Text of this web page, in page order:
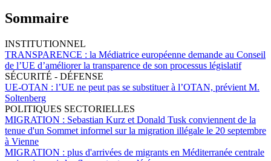
Sommaire
INSTITUTIONNEL
TRANSPARENCE : la Médiatrice européenne demande au Conseil
de l’UE d’améliorer la transparence de son processus législatif
SÉCURITÉ - DÉFENSE
UE-OTAN : l’UE ne peut pas se substituer à l’OTAN, prévient M.
Soltenberg
POLITIQUES SECTORIELLES
MIGRATION : Sebastian Kurz et Donald Tusk conviennent de la
tenue d'un Sommet informel sur la migration illégale le 20 septembre
à Vienne
MIGRATION : plus d'arrivées de migrants en Méditerranée centrale